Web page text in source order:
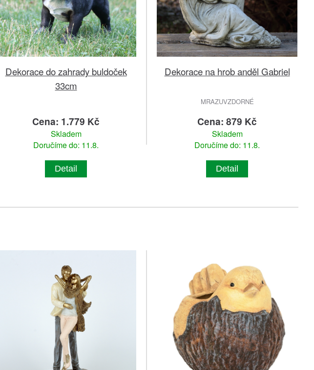
Dekorace do zahrady buldoček
33cm
Cena: 1.779 Kč
Skladem
Doručíme do: 11.8.
Detail
Dekorace na hrob anděl Gabriel
MRAZUVZDORNÉ
Cena: 879 Kč
Skladem
Doručíme do: 11.8.
Detail